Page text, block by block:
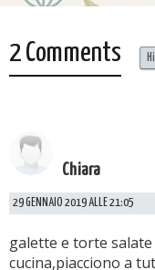
2 Comments
Chiara
29 GENNAIO 2019 ALLE 21:05
galette e torte
cucina,piacciono a